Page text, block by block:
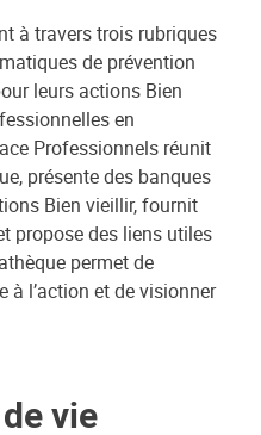
à travers trois rubriques
de prévention
leurs actions Bien
en
Professionnels réunit
présente des banques
Bien vieillir, fournit
propose des liens utiles
permet de
à l’action et de visionner
vie